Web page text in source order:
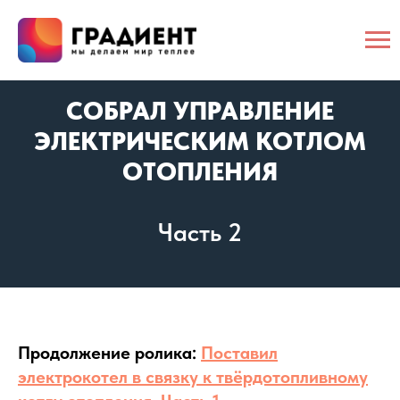
СОБРАЛ УПРАВЛЕНИЕ
ЭЛЕКТРИЧЕСКИМ КОТЛОМ
ОТОПЛЕНИЯ
Часть 2
Продолжение ролика: Поставил
электрокотел в связку к твёрдотопливному